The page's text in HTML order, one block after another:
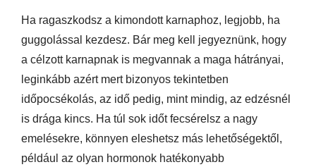
Ha ragaszkodsz a kimondott karnaphoz, legjobb, ha
guggolással kezdesz. Bár meg kell jegyeznünk, hogy
a célzott karnapnak is megvannak a maga hátrányai,
leginkább azért mert bizonyos tekintetben
időpocsékolás, az idő pedig, mint mindig, az edzésnél
is drága kincs. Ha túl sok időt fecsérelsz a nagy
emelésekre, könnyen eleshetsz más lehetőségektől,
például az olyan hormonok hatékonyabb